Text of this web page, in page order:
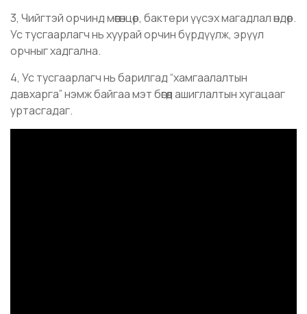
3, Чийгтэй орчинд мөөгөнцөр, бактери үүсэх магадлал өндөр.
Ус тусгаарлагч нь хуурай орчин бүрдүүлж, эрүүл
орчныг хадгална.
4, Ус тусгаарлагч нь барилгад “хамгаалалтын
давхарга” нэмж байгаа мэт бөгөөд ашиглалтын хугацааг
уртасгадаг.